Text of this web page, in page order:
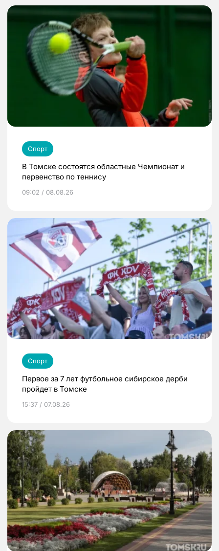
Спорт
В Томске состоятся областные Чемпионат и
первенство по теннису
09:02 / 08.08.26
Спорт
Первое за 7 лет футбольное сибирское дерби
пройдет в Томске
15:37 / 07.08.26